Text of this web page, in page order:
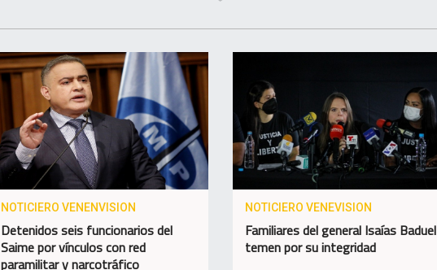
NOTICIERO VENENVISION
Detenidos seis funcionarios del
Saime por vínculos con red
paramilitar y narcotráfico
NOTICIERO VENEVISION
Familiares del general Isaías Baduel
temen por su integridad